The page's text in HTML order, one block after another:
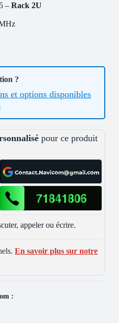
– Rack 2U
?
et options disponibles
pour ce produit
appeler ou écrire.
En savoir plus sur notre
: